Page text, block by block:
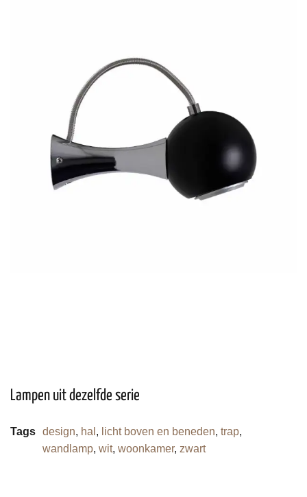
Lampen uit dezelfde serie
Tags design, hal , licht boven en beneden, trap,
wandlamp, wit, woonkamer, zwart